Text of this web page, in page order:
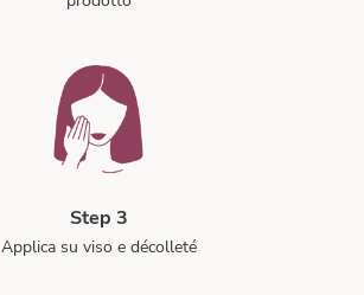
Step 3
Applica su viso e décolleté